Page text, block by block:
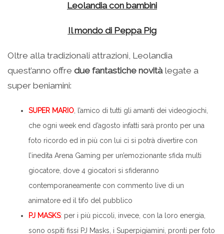
Leolandia con bambini
Il mondo di Peppa Pig
Oltre alla tradizionali attrazioni, Leolandia
quest’anno offre due fantastiche novitàlegate a
super beniamini:
SUPER MARIO, l’amico di tutti gli amanti dei videogiochi,
che ogni week end d’agosto infatti sarà pronto per una
foto ricordo ed in più con lui ci si potrà divertire con
l’inedita Arena Gaming per un’emozionante sfida multi
giocatore, dove 4 giocatori si sfideranno
contemporaneamente con commento live di un
animatore ed il tifo del pubblico
PJ MASKS: per i più piccoli, invece, con la loro energia,
sono ospiti fissi PJ Masks, i Superpigiamini, pronti per foto